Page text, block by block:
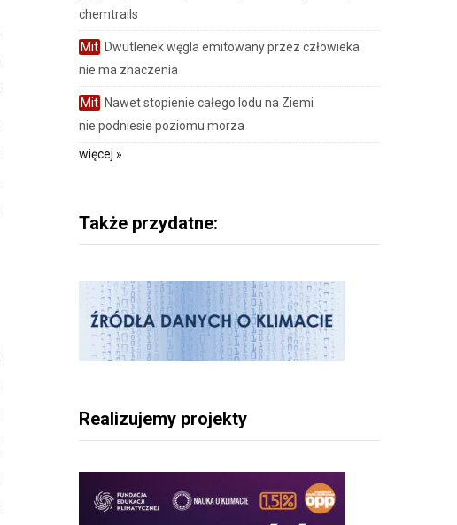
chemtrails
Mit Dwutlenek węgla emitowany przez człowieka
nie ma znaczenia
Mit Nawet stopienie całego lodu na Ziemi
nie podniesie poziomu morza
więcej »
Także przydatne:
Realizujemy projekty